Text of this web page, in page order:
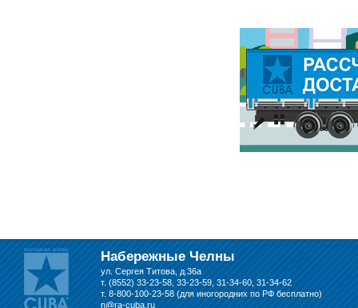
Набережные Челны
ул. Сергея Титова, д.36а
т. (8552) 33-23-58, 33-23-59, 31-34-60, 31-34-62
т. 8-800-100-23-58 (для иногородних по РФ бесплатно)
n@ra-cuba.ru